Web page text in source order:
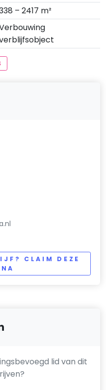
– 2417 m²
CLAIM DEZE
lid van dit